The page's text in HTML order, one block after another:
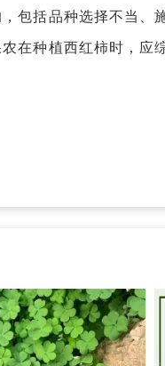
括品种选择不当、
在种植西红柿时，应